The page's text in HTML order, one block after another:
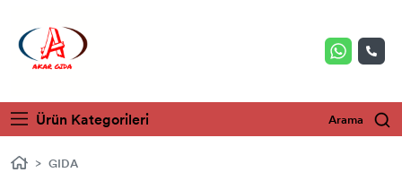
Ürün Kategorileri Arama
GIDA